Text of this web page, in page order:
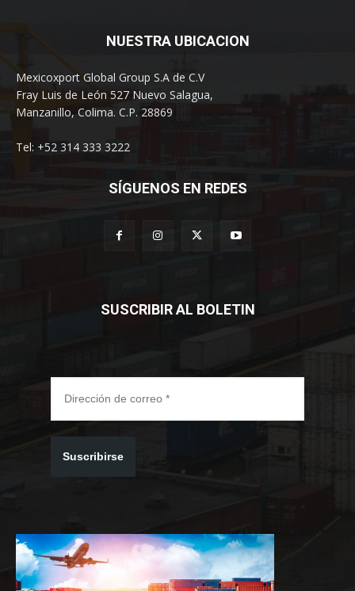
NUESTRA UBICACION
Mexicoxport Global Group S.A de C.V
Fray Luis de León 527 Nuevo Salagua,
Manzanillo, Colima. C.P. 28869
Tel: +52 314 333 3222
SÍGUENOS EN REDES
SUSCRIBIR AL BOLETIN
Suscribirse